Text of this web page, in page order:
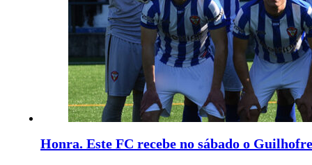
Honra. Este FC recebe no sábado o